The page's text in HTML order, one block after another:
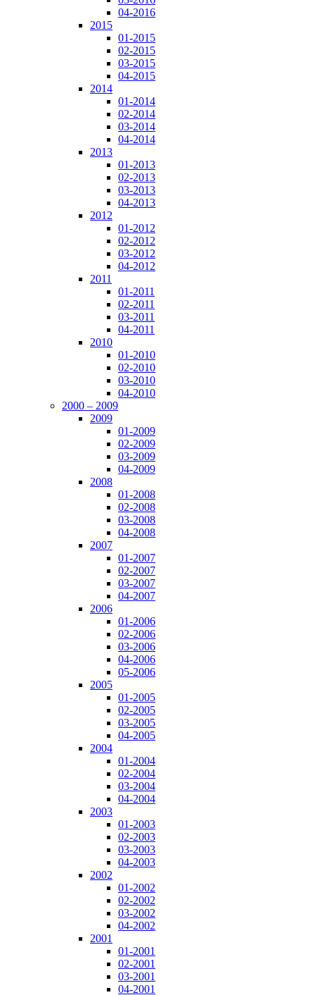
04-2016
2015
01-2015
02-2015
03-2015
04-2015
2014
01-2014
02-2014
03-2014
04-2014
2013
01-2013
02-2013
03-2013
04-2013
2012
01-2012
02-2012
03-2012
04-2012
2011
01-2011
02-2011
03-2011
04-2011
2010
01-2010
02-2010
03-2010
04-2010
2000 – 2009
2009
01-2009
02-2009
03-2009
04-2009
2008
01-2008
02-2008
03-2008
04-2008
2007
01-2007
02-2007
03-2007
04-2007
2006
01-2006
02-2006
03-2006
04-2006
05-2006
2005
01-2005
02-2005
03-2005
04-2005
2004
01-2004
02-2004
03-2004
04-2004
2003
01-2003
02-2003
03-2003
04-2003
2002
01-2002
02-2002
03-2002
04-2002
2001
01-2001
02-2001
03-2001
04-2001